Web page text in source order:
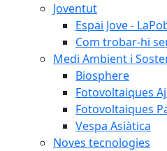
Joventut
Espai Jove -
Com trobar-hi
Medi Ambient i
Biosphere
Fotovoltaiques
Fotovoltaiques
Vespa Asiàtica
Noves tecnologies